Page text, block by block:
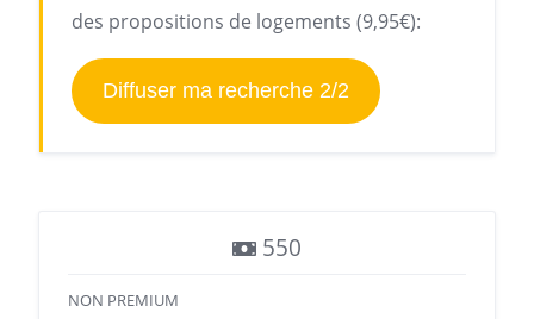
des propositions de logements (9,95€):
Diffuser ma recherche 2/2
550
NON PREMIUM